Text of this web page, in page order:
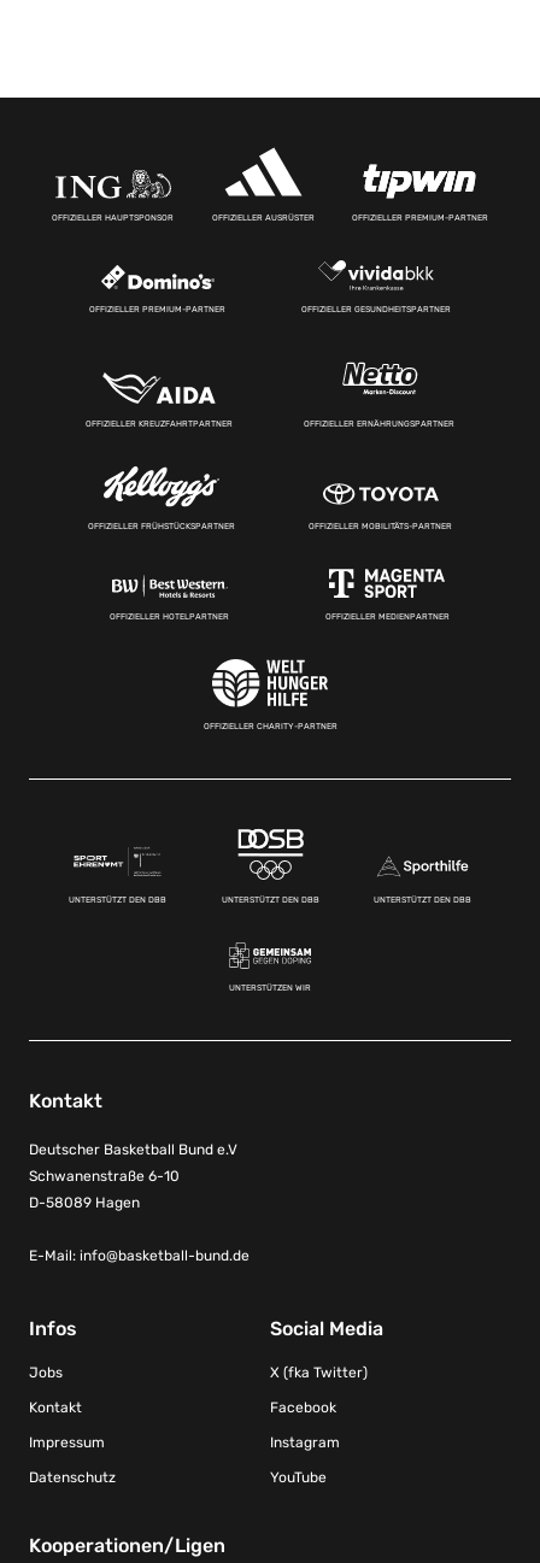
OFFIZIELLER HAUPTSPONSOR OFFIZIELLER AUSRÜSTER OFFIZIELLER PREMIUM-PARTNER
OFFIZIELLER PREMIUM-PARTNER OFFIZIELLER GESUNDHEITSPARTNER
OFFIZIELLER KREUZFAHRTPARTNER OFFIZIELLER ERNÄHRUNGSPARTNER
OFFIZIELLER FRÜHSTÜCKSPARTNER OFFIZIELLER MOBILITÄTS-PARTNER
OFFIZIELLER HOTELPARTNER OFFIZIELLER MEDIENPARTNER
OFFIZIELLER CHARITY-PARTNER
UNTERSTÜTZT DEN DBB UNTERSTÜTZT DEN DBB UNTERSTÜTZT DEN DBB
UNTERSTÜTZEN WIR
Kontakt
Deutscher Basketball Bund e.V
Schwanenstraße 6-10
D-58089 Hagen
E-Mail: info@basketball-bund.de
Infos
Jobs
Kontakt
Impressum
Datenschutz
Social Media
X (fka Twitter)
Facebook
Instagram
YouTube
Kooperationen/Ligen